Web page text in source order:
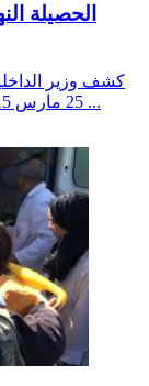
الحصيلة
كشف وزير
25 مارس 2015 عن الحصيلة النهائية لضحايا العملية الإرهابية ...